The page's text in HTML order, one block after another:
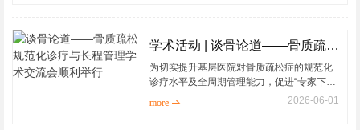
学术活动 | 谈骨论道——骨质疏松规范化诊疗与长程管理学术交流会顺利举行
为切实提升基层医院对骨质疏松症的规范化
诊疗水平及全周期管理能力，促进“专家下基
层”学术与实践深度融合，2026年5月29日，
more  2026-06-01